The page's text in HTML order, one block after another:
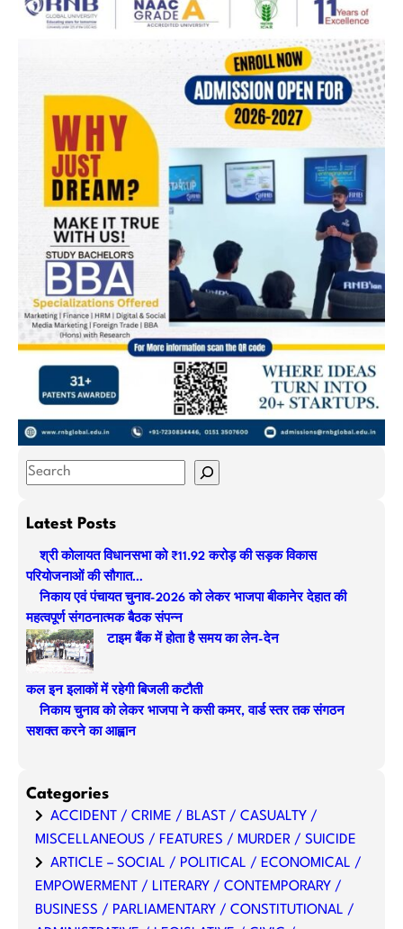
S
aLatest Posts
श्री कोलायत विधानसभा को ₹11.92 करोड़ की सड़क विकास
परियोजनाओं की सौगात…
निकाय एवं पंचायत चुनाव-2026 को लेकर भाजपा बीकानेर देहात की
महत्वपूर्ण संगठनात्मक बैठक संपन्न
टाइम बैंक में होता है समय का लेन-देन
कल इन इलाकों में रहेगी बिजली कटौती
निकाय चुनाव को लेकर भाजपा ने कसी कमर, वार्ड स्तर तक संगठन
सशक्त करने का आह्वान
Categories
ACCIDENT / CRIME / BLAST / CASUALTY /
MISCELLANEOUS / FEATURES / MURDER / SUICIDE
ARTICLE – SOCIAL / POLITICAL / ECONOMICAL /
EMPOWERMENT / LITERARY / CONTEMPORARY /
BUSINESS / PARLIAMENTARY / CONSTITUTIONAL /